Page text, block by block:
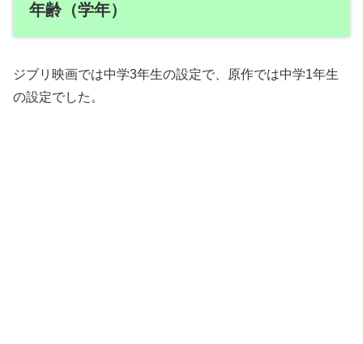
年齢（学年）
ジブリ映画では中学3年生の設定で、原作では中学1年生
の設定でした。